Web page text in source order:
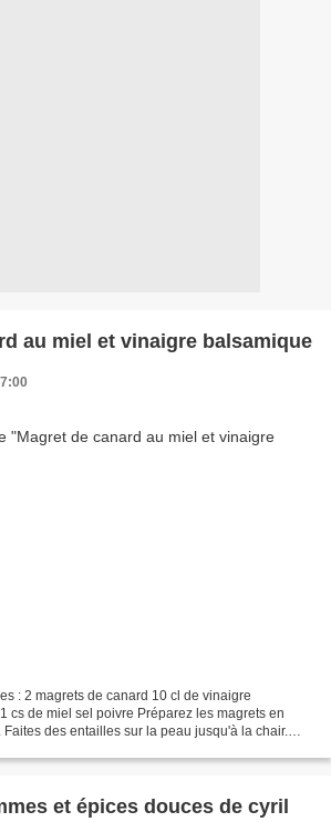
au miel et vinaigre balsamique
: 2 magrets de canard 10 cl de vinaigre
cs de miel sel poivre Préparez les magrets en
des entailles sur la peau jusqu'à la chair.
et épices douces de cyril